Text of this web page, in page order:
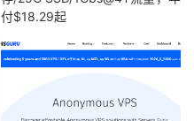
付$18.29起